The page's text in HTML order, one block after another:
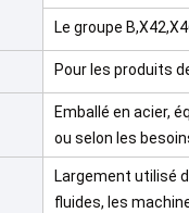
Le groupe
Pour les produits
Emballé en acier,
ou selon les
Largement utilisé
fluides, les